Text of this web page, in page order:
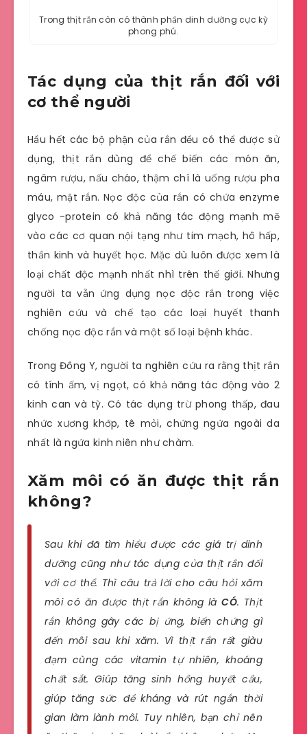
Trong thịt rắn còn có thành phần dinh dưỡng cực kỳ
phong phú.
Tác dụng của thịt rắn đối với
cơ thể người
Hầu hết các bộ phận của rắn đều có thể được sử
dụng, thịt rắn dùng để chế biến các món ăn,
ngâm rượu, nấu cháo, thậm chí là uống rượu pha
máu, mật rắn. Nọc độc của rắn có chứa enzyme
glyco -protein có khả năng tác động mạnh mẽ
vào các cơ quan nội tạng như tim mạch, hô hấp,
thần kinh và huyết học. Mặc dù luôn được xem là
loại chất độc mạnh nhất nhì trên thế giới. Nhưng
người ta vẫn ứng dụng nọc độc rắn trong việc
nghiên cứu và chế tạo các loại huyết thanh
chống nọc độc rắn và một số loại bệnh khác.
Trong Đông Y, người ta nghiên cứu ra rằng thịt rắn
có tính ấm, vị ngọt, có khả năng tác động vào 2
kinh can và tỳ. Có tác dụng trừ phong thấp, đau
nhức xương khớp, tê mỏi, chứng ngứa ngoài da
nhất là ngứa kinh niên như chàm.
Xăm môi có ăn được thịt rắn
không?
Sau khi đã tìm hiểu được các giá trị dinh
dưỡng cũng như tác dụng của thịt rắn đối
với cơ thể. Thì câu trả lời cho câu hỏi xăm
môi có ăn được thịt rắn không làCÓ. Thịt
rắn không gây các bị ứng, biến chứng gì
đến môi sau khi xăm. Vì thịt rắn rất giàu
đạm cùng các vitamin tự nhiên, khoáng
chất sắt. Giúp tăng sinh hồng huyết cầu,
giúp tăng sức đề kháng và rút ngắn thời
gian làm lành môi. Tuy nhiên, bạn chỉ nên